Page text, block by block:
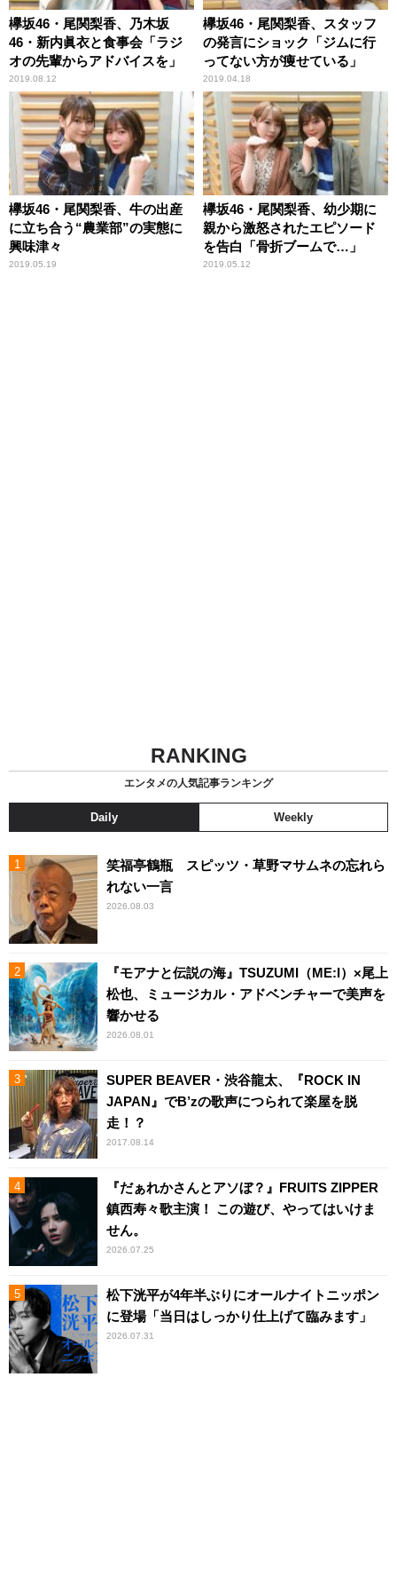
欅坂46・尾関梨香、乃木坂
46・新内眞衣と食事会「ラジ
オの先輩からアドバイスを」
2019.08.12
欅坂46・尾関梨香、スタッフ
の発言にショック「ジムに行
ってない方が痩せている」
2019.04.18
欅坂46・尾関梨香、牛の出産
に立ち合う“農業部”の実態に
興味津々
2019.05.19
欅坂46・尾関梨香、幼少期に
親から激怒されたエピソード
を告白「骨折ブームで…」
2019.05.12
RANKING
エンタメの人気記事ランキング
Daily Weekly
笑福亭鶴瓶 スピッツ・草野マサムネの忘れら
れない一言
2026.08.03
『モアナと伝説の海』TSUZUMI（ME:I）×尾上
松也、ミュージカル・アドベンチャーで美声を
響かせる
2026.08.01
SUPER BEAVER・渋谷龍太、『ROCK IN
JAPAN』でB’zの歌声につられて楽屋を脱
走！？
2017.08.14
『だぁれかさんとアソぼ？』FRUITS ZIPPER
鎮西寿々歌主演！ この遊び、やってはいけま
せん。
2026.07.25
松下洸平が4年半ぶりにオールナイトニッポン
に登場「当日はしっかり仕上げて臨みます」
2026.07.31